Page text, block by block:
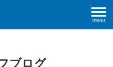
menu
ブログ